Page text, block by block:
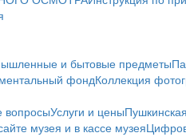
и бытовые предметы
фондКоллекция
вопросыУслуги и цены
музея и в кассе музея